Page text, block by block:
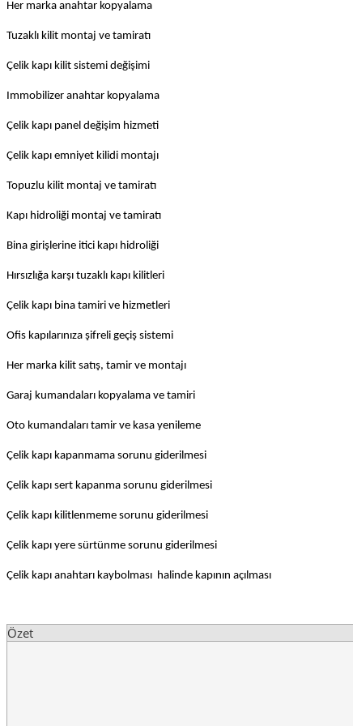
Her marka anahtar kopyalama
Tuzaklı kilit montaj ve tamiratı
Çelik kapı kilit sistemi değişimi
Immobilizer anahtar kopyalama
Çelik kapı panel değişim hizmeti
Çelik kapı emniyet kilidi montajı
Topuzlu kilit montaj ve tamiratı
Kapı hidroliği montaj ve tamiratı
Bina girişlerine itici kapı hidroliği
Hırsızlığa karşı tuzaklı kapı kilitleri
Çelik kapı bina tamiri ve hizmetleri
Ofis kapılarınıza şifreli geçiş sistemi
Her marka kilit satış, tamir ve montajı
Garaj kumandaları kopyalama ve tamiri
Oto kumandaları tamir ve kasa yenileme
Çelik kapı kapanmama sorunu giderilmesi
Çelik kapı sert kapanma sorunu giderilmesi
Çelik kapı kilitlenmeme sorunu giderilmesi
Çelik kapı yere sürtünme sorunu giderilmesi
Çelik kapı anahtarı kaybolması halinde kapının açılması
Özet